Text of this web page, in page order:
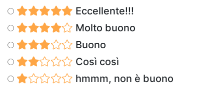
Eccellente!!!
Molto buono
Buono
Così così
hmmm, non è buono